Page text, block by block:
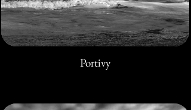
Portivy